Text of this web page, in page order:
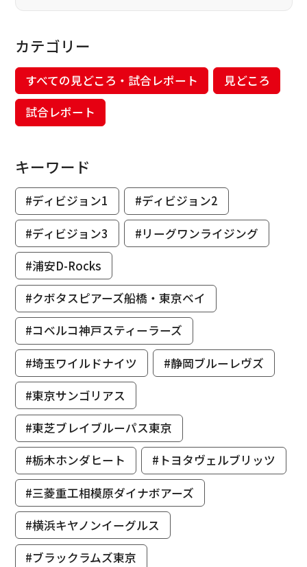
カテゴリー
すべての見どころ・試合レポート
見どころ
試合レポート
キーワード
#ディビジョン1
#ディビジョン2
#ディビジョン3
#リーグワンライジング
#浦安D-Rocks
#クボタスピアーズ船橋・東京ベイ
#コベルコ神戸スティーラーズ
#埼玉ワイルドナイツ
#静岡ブルーレヴズ
#東京サンゴリアス
#東芝ブレイブルーパス東京
#栃木ホンダヒート
#トヨタヴェルブリッツ
#三菱重工相模原ダイナボアーズ
#横浜キヤノンイーグルス
#ブラックラムズ東京